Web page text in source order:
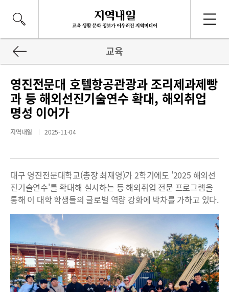
교육
영진전문대 호텔항공관광과 조리제과제빵
과 등 해외선진기술연수 확대, 해외취업
명성 이어가
지역내일 2025-11-04
대구 영진전문대학교(총장 최재영)가 2학기에도 '2025 해외선
진기술연수'를 확대해 실시하는 등 해외취업 전문 프로그램을
통해 이 대학 학생들의 글로벌 역량 강화에 박차를 가하고 있다.